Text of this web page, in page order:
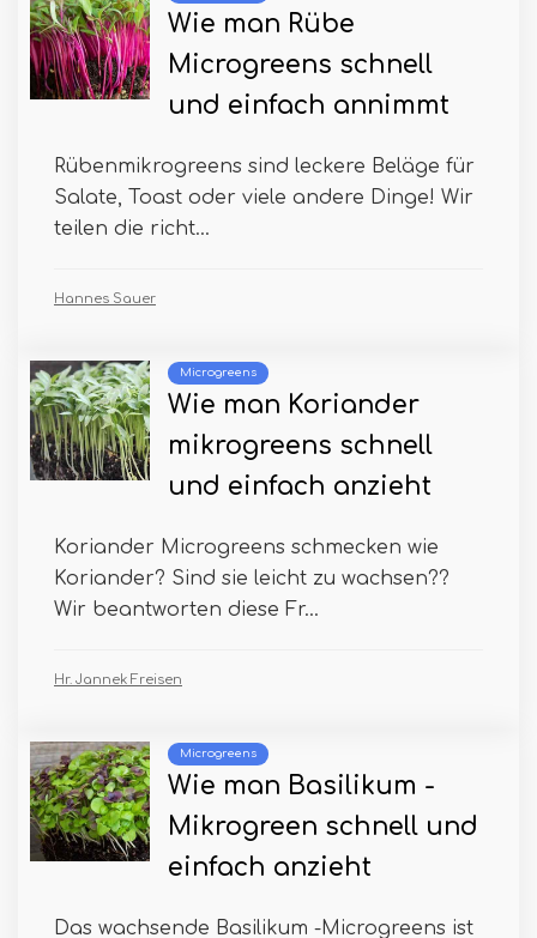
Wie man Rübe
Microgreens schnell
und einfach annimmt
Rübenmikrogreens sind leckere Beläge für
Salate, Toast oder viele andere Dinge! Wir
teilen die richt...
Hannes Sauer
Microgreens
Wie man Koriander
mikrogreens schnell
und einfach anzieht
Koriander Microgreens schmecken wie
Koriander? Sind sie leicht zu wachsen??
Wir beantworten diese Fr...
Hr. Jannek Freisen
Microgreens
Wie man Basilikum -
Mikrogreen schnell und
einfach anzieht
Das wachsende Basilikum -Microgreens ist